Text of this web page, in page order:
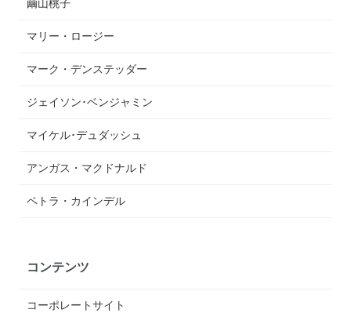
繭山桃子
マリー・ロージー
マーク・デンステッダー
ジェイソン･ベンジャミン
マイケル･デュダッシュ
アンガス・マクドナルド
ペトラ・カインデル
コンテンツ
コーポレートサイト